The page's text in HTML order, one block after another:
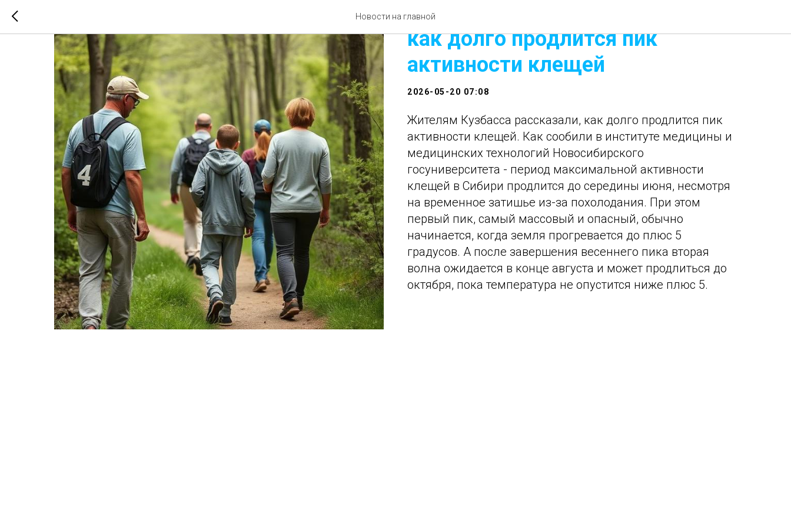
Новости на главнойЖителям Кузбасса рассказали,
как долго продлится пик
активности клещей
2026-05-20 07:08
Жителям Кузбасса рассказали, как долго продлится пик
активности клещей. Как сообили в институте медицины и
медицинских технологий Новосибирского
госуниверситета - период максимальной активности
клещей в Сибири продлится до середины июня, несмотря
на временное затишье из-за похолодания. При этом
первый пик, самый массовый и опасный, обычно
начинается, когда земля прогревается до плюс 5
градусов. А после завершения весеннего пика вторая
волна ожидается в конце августа и может продлиться до
октября, пока температура не опустится ниже плюс 5.